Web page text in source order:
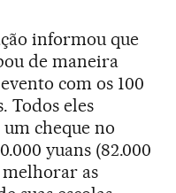
informou que
de maneira
com os 100
Todos eles
cheque no
yuans (82.000
as